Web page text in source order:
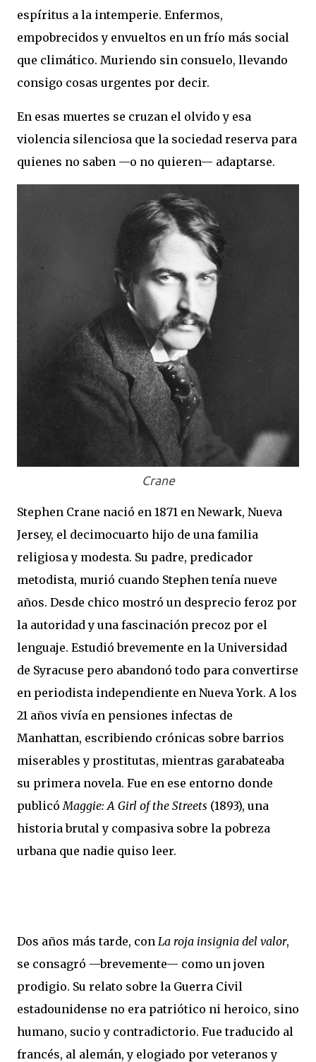
espíritus a la intemperie. Enfermos,
empobrecidos y envueltos en un frío más social
que climático. Muriendo sin consuelo, llevando
consigo cosas urgentes por decir.
En esas muertes se cruzan el olvido y esa
violencia silenciosa que la sociedad reserva para
quienes no saben —o no quieren— adaptarse.
Crane
Stephen Crane nació en 1871 en Newark, Nueva
Jersey, el decimocuarto hijo de una familia
religiosa y modesta. Su padre, predicador
metodista, murió cuando Stephen tenía nueve
años. Desde chico mostró un desprecio feroz por
la autoridad y una fascinación precoz por el
lenguaje. Estudió brevemente en la Universidad
de Syracuse pero abandonó todo para convertirse
en periodista independiente en Nueva York. A los
21 años vivía en pensiones infectas de
Manhattan, escribiendo crónicas sobre barrios
miserables y prostitutas, mientras garabateaba
su primera novela. Fue en ese entorno donde
publicóMaggie: A Girl of the Streets (1893), una
historia brutal y compasiva sobre la pobreza
urbana que nadie quiso leer.
Dos años más tarde, con La roja insignia del valor,
se consagró —brevemente— como un joven
prodigio. Su relato sobre la Guerra Civil
estadounidense no era patriótico ni heroico, sino
humano, sucio y contradictorio. Fue traducido al
francés, al alemán, y elogiado por veteranos y